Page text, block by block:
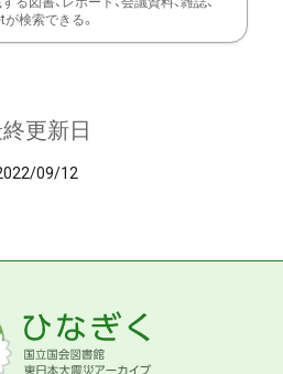
が検索できる。
更新日
09/12